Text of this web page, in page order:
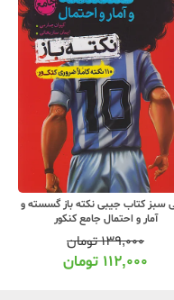
سبز کتاب جیبی نکته باز گسسته و
آمار و احتمال جامع کنکور
۱۳۹,۰۰۰تومان
۱۱۲,۰۰۰ تومان